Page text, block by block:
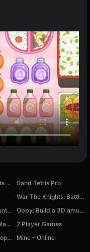
Mega Water Brainrots Online
Sand Tetris Pro
War The Knights: Battle Arena Swords 3D
Standout Strike: Counter Attack
Obby: Build a 3D amusement park! +1 per second
Moscow Metro Simulator
2 Player Games
Shotgun Playtime! Poppy Monsters Hunt! Mine - Online